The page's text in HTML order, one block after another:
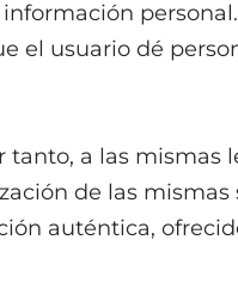
el usuario dé
a las mismas
de las mismas
auténtica,